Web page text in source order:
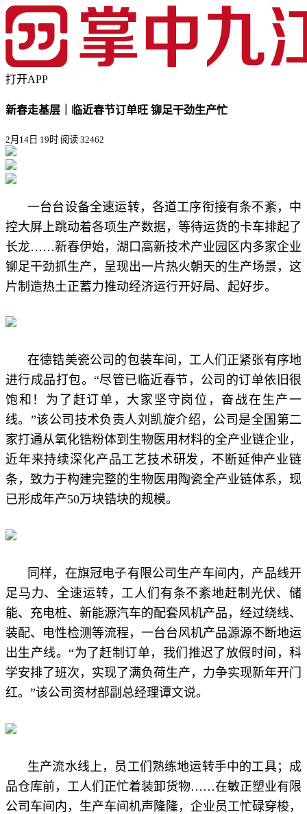
打开APP
新春走基层｜临近春节订单旺 铆足干劲生产忙
2月14日 19时 阅读 32462
一台台设备全速运转，各道工序衔接有条不紊，中
控大屏上跳动着各项生产数据，等待运货的卡车排起了
长龙……新春伊始，湖口高新技术产业园区内多家企业
铆足干劲抓生产，呈现出一片热火朝天的生产场景，这
片制造热土正蓄力推动经济运行开好局、起好步。
在德锆美瓷公司的包装车间，工人们正紧张有序地
进行成品打包。“尽管已临近春节，公司的订单依旧很
饱和！为了赶订单，大家坚守岗位，奋战在生产一
线。”该公司技术负责人刘凯旋介绍，公司是全国第二
家打通从氧化锆粉体到生物医用材料的全产业链企业，
近年来持续深化产品工艺技术研发，不断延伸产业链
条，致力于构建完整的生物医用陶瓷全产业链体系，现
已形成年产50万块锆块的规模。
同样，在旗冠电子有限公司生产车间内，产品线开
足马力、全速运转，工人们有条不紊地赶制光伏、储
能、充电桩、新能源汽车的配套风机产品，经过绕线、
装配、电性检测等流程，一台台风机产品源源不断地运
出生产线。“为了赶制订单，我们推迟了放假时间，科
学安排了班次，实现了满负荷生产，力争实现新年开门
红。”该公司资材部副总经理谭文说。
生产流水线上，员工们熟练地运转手中的工具；成
品仓库前，工人们正忙着装卸货物……在敏正塑业有限
公司车间内，生产车间机声隆隆，企业员工忙碌穿梭，